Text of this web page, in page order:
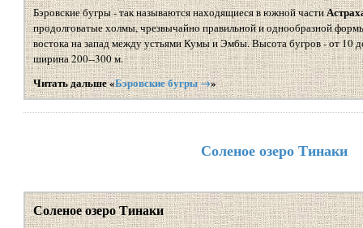
Бэровские бугры - так называются находящиеся в южной части
продолговатые холмы, чрезвычайно правильной и однообразной
востока на запад между устьями Кумы и Эмбы. Высота бугров - от 10
ширина 200--300 м.
Читать дальше «Бэровские бугры →»
Соленое озеро Тинаки
Соленое озеро Тинаки